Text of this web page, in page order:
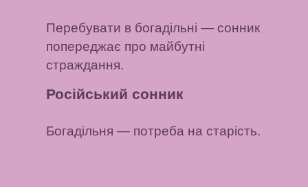
Перебувати в богадільні — сонник
попереджає про майбутні
страждання.
Російський сонник
Богадільня — потреба на старість.